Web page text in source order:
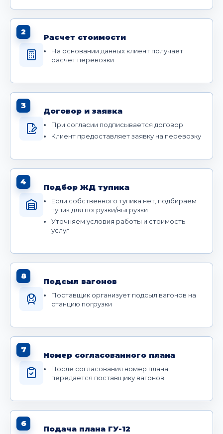
2
Расчет стоимости
На основании данных клиент получает
расчет перевозки
3
Договор и заявка
При согласии подписывается договор
Клиент предоставляет заявку на перевозку
4
Подбор ЖД тупика
Если собственного тупика нет, подбираем
тупик для погрузки/выгрузки
Уточняем условия работы и стоимость
услуг
8
Подсыл вагонов
Поставщик организует подсыл вагонов на
станцию погрузки
7
Номер согласованного плана
После согласования номер плана
передается поставщику вагонов
6
Подача плана ГУ-12